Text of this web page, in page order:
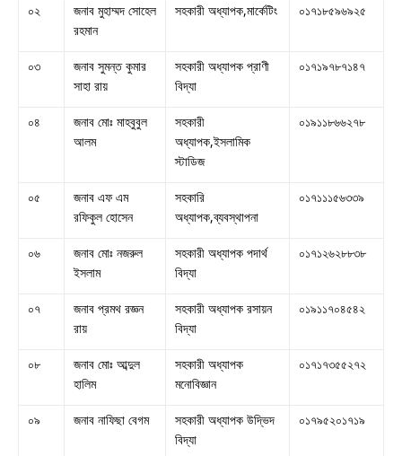
০২
জনাব মুহাম্মদ সোহেল
রহমান
সহকারী অধ্যাপক,মার্কেটিং ০১৭১৮৫৯৬৯২৫
০৩
জনাব সুমন্ত কুমার
সাহা রায়
সহকারী অধ্যাপক প্রাণী
বিদ্যা
০১৭১৯৭৮৭১৪৭
০৪
জনাব মোঃ মাহবুবুল
আলম
সহকারী
অধ্যাপক,ইসলামিক
স্টাডিজ
০১৯১১৮৬৬২৭৮
০৫
জনাব এফ এম
রফিকুল হোসেন
সহকারি
অধ্যাপক,ব্যবস্থাপনা
০১৭১১১৫৬৩৩৯
০৬
জনাব মোঃ নজরুল
ইসলাম
সহকারী অধ্যাপক পদার্থ
বিদ্যা
০১৭১২৬২৮৮৩৮
০৭
জনাব প্রমথ রজ্ঞন
রায়
সহকারী অধ্যাপক রসায়ন
বিদ্যা
০১৯১১৭০৪৫৪২
০৮
জনাব মোঃ আব্দুল
হালিম
সহকারী অধ্যাপক
মনোবিজ্ঞান
০১৭১৭৩৫৫২৭২
০৯ জনাব নাফিছা বেগম
সহকারী অধ্যাপক উদ্ভিদ
বিদ্যা
০১৭৯৫২০১৭১৯